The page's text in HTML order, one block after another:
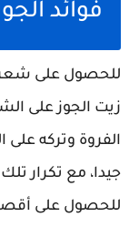
فوائد
للحصول على شعر
زيت الجوز على
الفروة وتركه
جيدا، مع تكرار
للحصول على